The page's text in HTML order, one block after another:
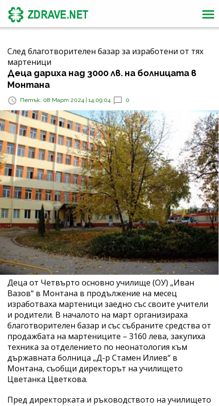
След благотворителен базар за изработени от тях
мартеници
Деца дариха над 3000 лв. на болницата в
Монтана
Петък, 08 Март 2024 | 14:09:04 0
Деца от Четвърто основно училище (ОУ) „Иван
Вазов“ в Монтана в продължение на месец
изработваха мартеници заедно със своите учители
и родители. В началото на март организираха
благотворителен базар и със събраните средства от
продажбата на мартениците – 3160 лева, закупиха
техника за отделението по неонатология към
държавната болница „Д-р Стамен Илиев“ в
Монтана, съобщи директорът на училището
Цветанка Цветкова.
Пред директорката и ръководството на училището